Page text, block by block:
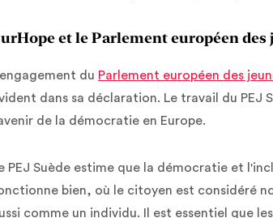
et le Parlement européen des
du Parlement européen des
dans sa déclaration. Le travail du
de la démocratie en Europe.
PEJ Suède estime que la démocratie et
bien, où le citoyen est considéré
comme un individu. Il est essentiel que